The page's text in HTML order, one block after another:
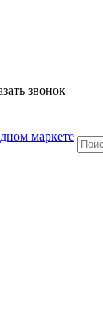
звонок